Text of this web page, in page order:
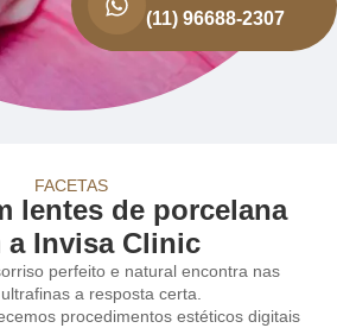
(11) 96688-2307
FACETAS
lentes de porcelana
a Invisa Clinic
perfeito e natural encontra nas
a resposta certa.
procedimentos estéticos digitais